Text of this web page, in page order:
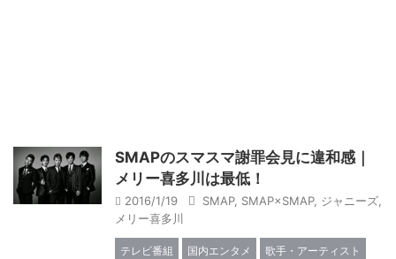
SMAPのスマスマ謝罪会見に違和感｜
メリー喜多川は最低！
2016/1/19 SMAP, SMAP×SMAP, ジャニーズ
メリー喜多川
テレビ番組 国内エンタメ 歌手・アーティスト